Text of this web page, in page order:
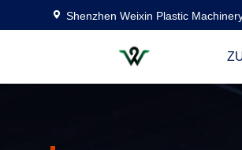
Shenzhen Weixin Plastic